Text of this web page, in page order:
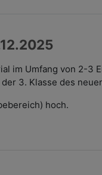
im Umfang von 2-3
3. Klasse des
hoch.